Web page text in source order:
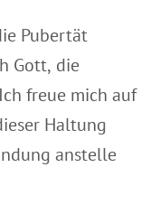
Pubertät
Gott, die
freue mich auf
Haltung
anstelle